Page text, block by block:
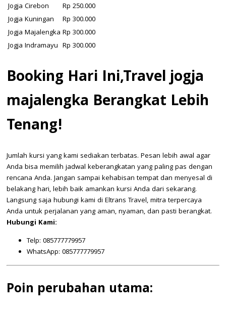
Jogja Cirebon
Rp 250.000
Jogja Kuningan
Rp 300.000
Jogja Majalengka Rp 300.000
Jogja Indramayu Rp 300.000
Booking Hari Ini,Travel jogja
majalengka Berangkat Lebih
Tenang!
Jumlah kursi yang kami sediakan terbatas. Pesan lebih awal agar
Anda bisa memilih jadwal keberangkatan yang paling pas dengan
rencana Anda. Jangan sampai kehabisan tempat dan menyesal di
belakang hari, lebih baik amankan kursi Anda dari sekarang.
Langsung saja hubungi kami di Eltrans Travel, mitra terpercaya
Anda untuk perjalanan yang aman, nyaman, dan pasti berangkat.
Hubungi Kami:
Telp: 085777779957
WhatsApp: 085777779957
Poin perubahan utama: